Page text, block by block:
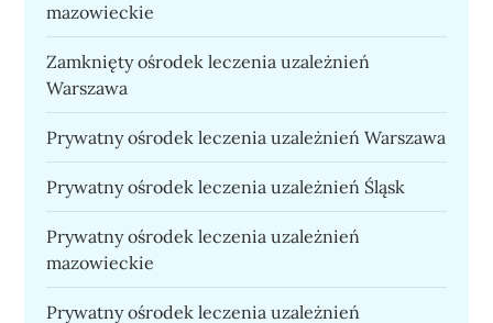
mazowieckie
Zamknięty ośrodek leczenia uzależnień
Warszawa
Prywatny ośrodek leczenia uzależnień Warszawa
Prywatny ośrodek leczenia uzależnień Śląsk
Prywatny ośrodek leczenia uzależnień
mazowieckie
Prywatny ośrodek leczenia uzależnień